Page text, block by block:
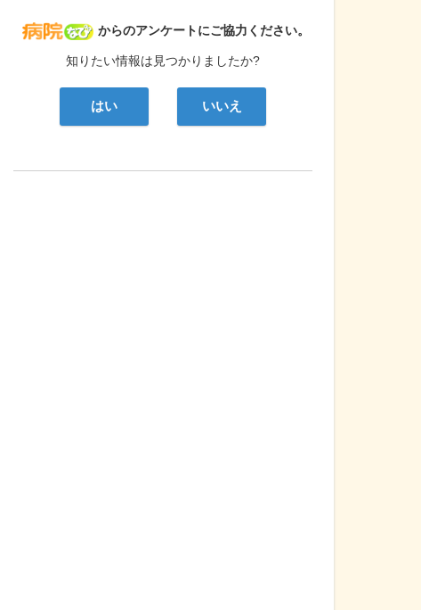
病院なび
からのアンケートにご協力ください。
知りたい情報は見つかりましたか?
はい いいえ